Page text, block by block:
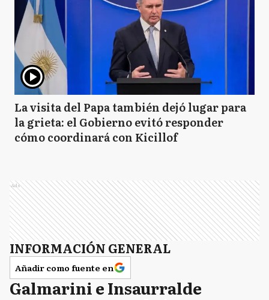
La visita del Papa también dejó lugar para
la grieta: el Gobierno evitó responder
cómo coordinará con Kicillof
Ads
INFORMACIÓN GENERAL
Añadir como fuente en
Galmarini e Insaurralde